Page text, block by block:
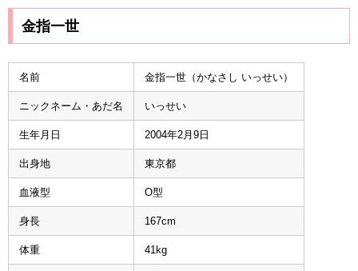
金指一世
名前 金指一世（かなさし いっせい）
ニックネーム・あだ名 いっせい
生年月日 2004年2月9日
出身地 東京都
血液型 O型
身長 167cm
体重 41kg